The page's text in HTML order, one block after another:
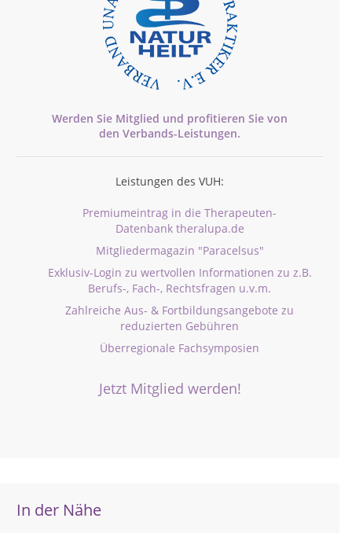
Werden Sie Mitglied und profitieren Sie von
den Verbands-Leistungen.
Leistungen des VUH:
Premiumeintrag in die Therapeuten-
Datenbank theralupa.de
Mitgliedermagazin "Paracelsus"
Exklusiv-Login zu wertvollen Informationen zu z.B.
Berufs-, Fach-, Rechtsfragen u.v.m.
Zahlreiche Aus- & Fortbildungsangebote zu
reduzierten Gebühren
Überregionale Fachsymposien
Jetzt Mitglied werden!
In der Nähe